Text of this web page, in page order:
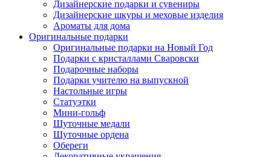
Дизайнерские подарки и сувениры
Дизайнерские шкуры и меховые изделия
Ароматы для дома
Оригинальные подарки
Оригинальные подарки на Новый Год
Подарки с кристаллами Сваровски
Подарочные наборы
Подарки учителю на выпускной
Настольные игры
Статуэтки
Мини-гольф
Шуточные медали
Шуточные ордена
Обереги